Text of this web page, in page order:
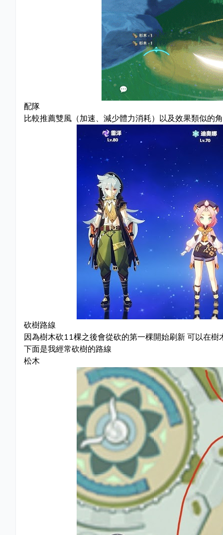
配隊
比較推薦雙風（加速、減少體力消耗）以及效果類似的
砍樹路線
因為樹木砍11棵之後會從砍的第一棵開始刷新 可以在
下面是我經常砍樹的路線
松木